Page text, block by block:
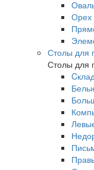
Орех
Столы для
Столы для